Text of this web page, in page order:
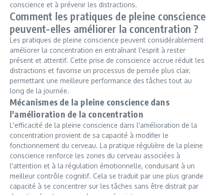
conscience et à prévenir les distractions.
Comment les pratiques de pleine conscience
peuvent-elles améliorer la concentration ?
Les pratiques de pleine conscience peuvent considérablement
améliorer la concentration en entraînant l'esprit à rester
présent et attentif. Cette prise de conscience accrue réduit les
distractions et favorise un processus de pensée plus clair,
permettant une meilleure performance des tâches tout au
long de la journée.
Mécanismes de la pleine conscience dans
l'amélioration de la concentration
L'efficacité de la pleine conscience dans l'amélioration de la
concentration provient de sa capacité à modifier le
fonctionnement du cerveau. La pratique régulière de la pleine
conscience renforce les zones du cerveau associées à
l'attention et à la régulation émotionnelle, conduisant à un
meilleur contrôle cognitif. Cela se traduit par une plus grande
capacité à se concentrer sur les tâches sans être distrait par